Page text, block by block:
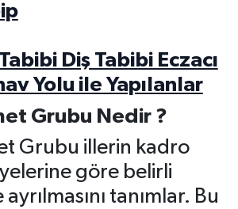
Diş Tabibi Eczacı
Yolu ile Yapılanlar
Grubu Nedir ?
Grubu illerin kadro
göre belirli
tanımlar. Bu